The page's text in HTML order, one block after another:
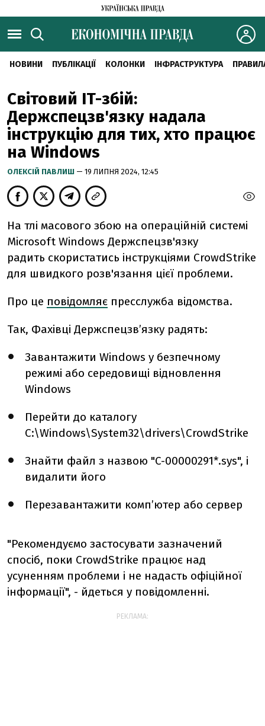
НОВИНИ ПУБЛІКАЦІЇ КОЛОНКИ ІНФРАСТРУКТУРА
Cвітовий IT-збій:
Держспецзв'язку надала
інструкцію для тих, хто працює
на Windows
ОЛЕКСІЙ ПАВЛИШ — 19 ЛИПНЯ 2024, 12:45
На тлі масового збою на операційній системі
Microsoft Windows Держспецзв'язку
радить скористатись інструкціями CrowdStrike
для швидкого розв'язання цієї проблеми.
Про це повідомляє пресслужба відомства.
Так, Фахівці Держспецзв’язку радять:
Завантажити Windows у безпечному
режимі або середовищі відновлення
Windows
Перейти до каталогу
C:\Windows\System32\drivers\CrowdStrike
Знайти файл з назвою "C-00000291*.sys", і
видалити його
Перезавантажити комп’ютер або сервер
"Рекомендуємо застосувати зазначений
спосіб, поки CrowdStrike працює над
усуненням проблеми і не надасть офіційної
інформації", - йдеться у повідомленні.
РЕКЛАМА: